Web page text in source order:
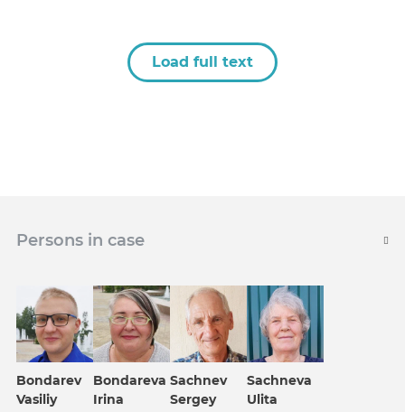
Load full text
Persons in case
Bondarev
Vasiliy
Bondareva
Irina
Sachnev
Sergey
Sachneva
Ulita